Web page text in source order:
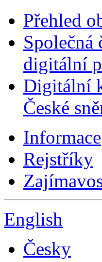
Přehled
Společná
digitální
Digitální
České
Informace
Rejstříky
English
Česky